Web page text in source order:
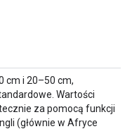
cm i 20–50 cm,
Wartości
za pomocą funkcji
(głównie w Afryce